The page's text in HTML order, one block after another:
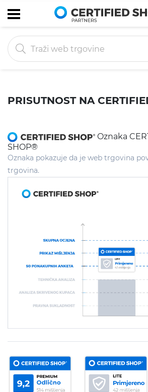
PRISUTNOST NA
Oznaka
SHOP®
Oznaka pokazuje da je web trgovina
trgovina.